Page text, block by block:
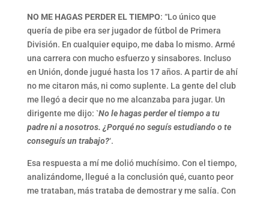
NO ME HAGAS PERDER EL TIEMPO: “Lo único que
quería de pibe era ser jugador de fútbol de Primera
División. En cualquier equipo, me daba lo mismo. Armé
una carrera con mucho esfuerzo y sinsabores. Incluso
en Unión, donde jugué hasta los 17 años. A partir de ahí
no me citaron más, ni como suplente. La gente del club
me llegó a decir que no me alcanzaba para jugar. Un
dirigente me dijo: `No le hagas perder el tiempo a tu
padre ni a nosotros. ¿Porqué no seguís estudiando o te
conseguís un trabajo?‘.
Esa respuesta a mí me dolió muchísimo. Con el tiempo,
analizándome, llegué a la conclusión qué, cuanto peor
me trataban, más trataba de demostrar y me salía. Con